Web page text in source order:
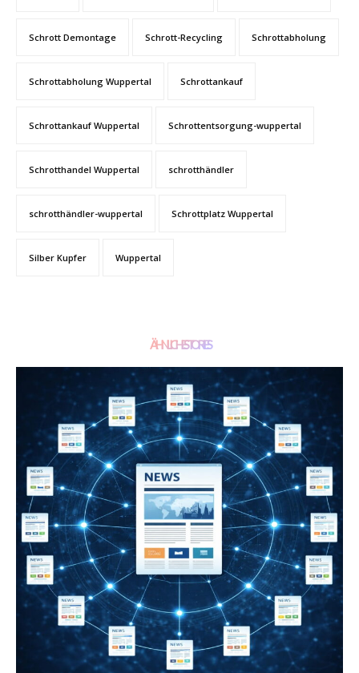
Schrott Demontage Schrott-Recycling Schrottabholung
Schrottabholung Wuppertal Schrottankauf
Schrottankauf Wuppertal Schrottentsorgung-wuppertal
Schrotthandel Wuppertal schrotthändler
schrotthändler-wuppertal Schrottplatz Wuppertal
Silber Kupfer Wuppertal
ÄHNLICHE STORIES